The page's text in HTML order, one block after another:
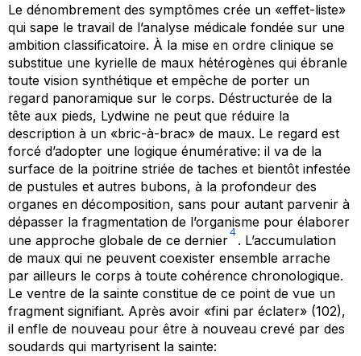
Le dénombrement des symptômes crée un «effet-liste»
qui sape le travail de l’analyse médicale fondée sur une
ambition classificatoire. À la mise en ordre clinique se
substitue une kyrielle de maux hétérogènes qui ébranle
toute vision synthétique et empêche de porter un
regard panoramique sur le corps. Déstructurée de la
tête aux pieds, Lydwine ne peut que réduire la
description à un «bric-à-brac» de maux. Le regard est
forcé d’adopter une logique énumérative: il va de la
surface de la poitrine striée de taches et bientôt infestée
de pustules et autres bubons, à la profondeur des
organes en décomposition, sans pour autant parvenir à
dépasser la fragmentation de l’organisme pour élaborer
une approche globale de ce dernier
4
. L’accumulation
de maux qui ne peuvent coexister ensemble arrache
par ailleurs le corps à toute cohérence chronologique.
Le ventre de la sainte constitue de ce point de vue un
fragment signifiant. Après avoir «fini par éclater» (102),
il enfle de nouveau pour être à nouveau crevé par des
soudards qui martyrisent la sainte: